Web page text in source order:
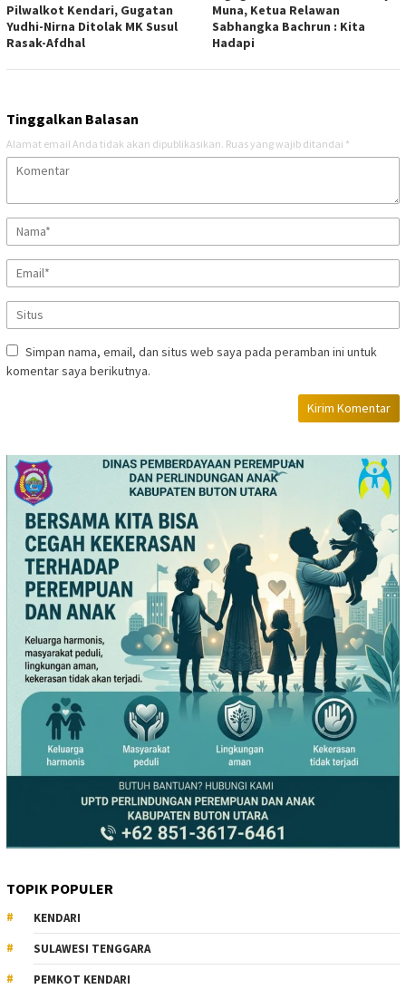
Pilwalkot Kendari, Gugatan
Yudhi-Nirna Ditolak MK Susul
Rasak-Afdhal
Muna, Ketua Relawan
Sabhangka Bachrun : Kita
Hadapi
Tinggalkan Balasan
Alamat email Anda tidak akan dipublikasikan. Ruas yang wajib ditandai *
Simpan nama, email, dan situs web saya pada peramban ini untuk
komentar saya berikutnya.
TOPIK POPULER
KENDARI
SULAWESI TENGGARA
PEMKOT KENDARI